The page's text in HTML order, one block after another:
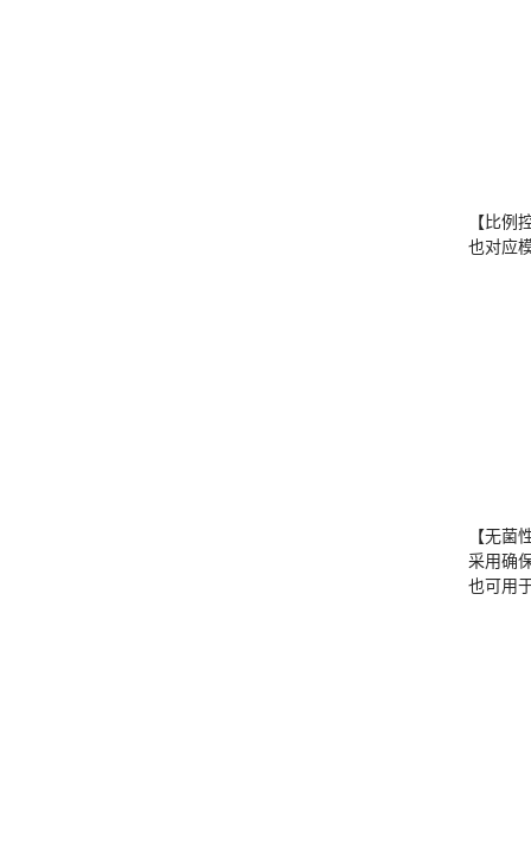
【比例
也对应
【无菌
采用确
也可用